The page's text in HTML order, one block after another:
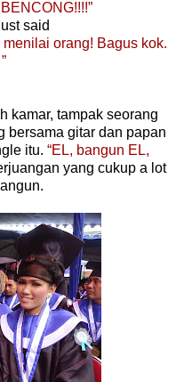
said
orang! Bagus kok.
kamar, tampak seorang
bersama gitar dan papan
itu. “EL, bangun EL,
yang cukup a lot